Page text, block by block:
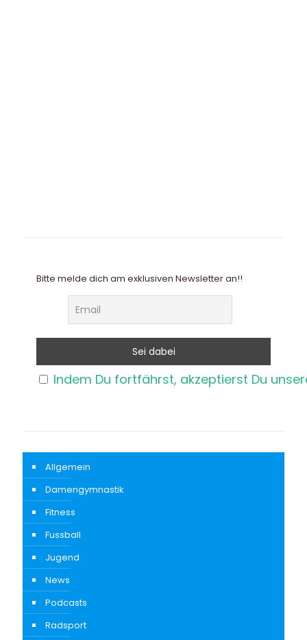
Bitte melde dich am exklusiven Newsletter an!!
Indem Du fortfährst, akzeptierst Du
Allgemein
Damengymnastik
Fitness
Fussball
Jugend
News
Podcasts
Radsport